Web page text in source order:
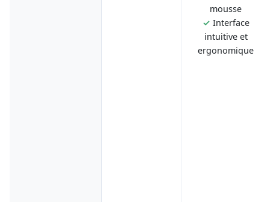
mousse
✓ Interface
intuitive et
ergonomique